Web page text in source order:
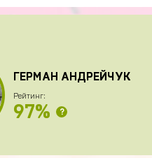
ГЕРМАН АНДРЕЙЧУК
Рейтинг:
97% ?